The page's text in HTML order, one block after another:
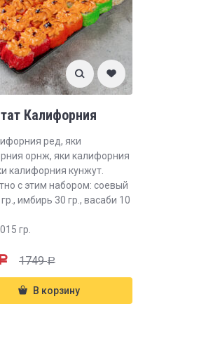
Калифорния
ред, яки
орнж, яки калифорния
калифорния кунжут.
с этим набором: соевый
имбирь 30 гр., васаби 10
гр.
1749Р
В корзину